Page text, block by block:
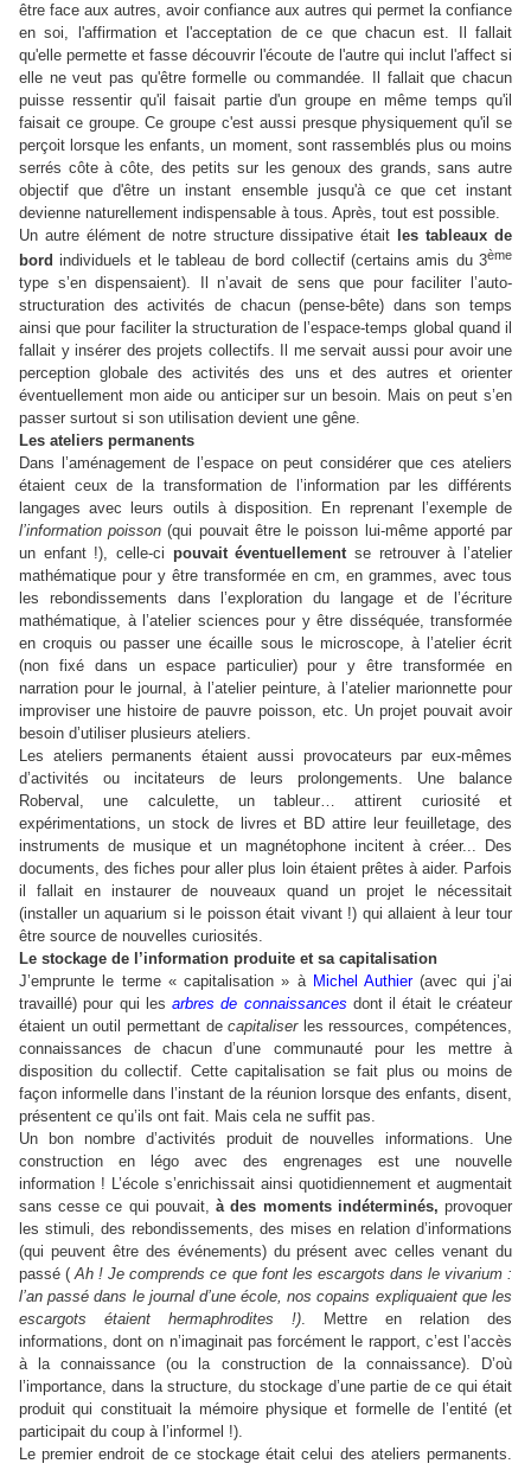
être face aux autres, avoir confiance aux autres qui permet la confiance
en soi, l'affirmation et l'acceptation de ce que chacun est. Il fallait
qu'elle permette et fasse découvrir l'écoute de l'autre qui inclut l'affect si
elle ne veut pas qu'être formelle ou commandée. Il fallait que chacun
puisse ressentir qu'il faisait partie d'un groupe en même temps qu'il
faisait ce groupe. Ce groupe c'est aussi presque physiquement qu'il se
perçoit lorsque les enfants, un moment, sont rassemblés plus ou moins
serrés côte à côte, des petits sur les genoux des grands, sans autre
objectif que d'être un instant ensemble jusqu'à ce que cet instant
devienne naturellement indispensable à tous. Après, tout est possible.
Un autre élément de notre structure dissipative était les tableaux de
bord individuels et le tableau de bord collectif (certains amis du 3ème
type s’en dispensaient). Il n’avait de sens que pour faciliter l’auto-
structuration des activités de chacun (pense-bête) dans son temps
ainsi que pour faciliter la structuration de l’espace-temps global quand il
fallait y insérer des projets collectifs. Il me servait aussi pour avoir une
perception globale des activités des uns et des autres et orienter
éventuellement mon aide ou anticiper sur un besoin. Mais on peut s’en
passer surtout si son utilisation devient une gêne.
Les ateliers permanents
Dans l’aménagement de l’espace on peut considérer que ces ateliers
étaient ceux de la transformation de l’information par les différents
langages avec leurs outils à disposition. En reprenant l’exemple de
l’information poisson (qui pouvait être le poisson lui-même apporté par
un enfant !), celle-ci pouvait éventuellement se retrouver à l’atelier
mathématique pour y être transformée en cm, en grammes, avec tous
les rebondissements dans l’exploration du langage et de l’écriture
mathématique, à l’atelier sciences pour y être disséquée, transformée
en croquis ou passer une écaille sous le microscope, à l’atelier écrit
(non fixé dans un espace particulier) pour y être transformée en
narration pour le journal, à l’atelier peinture, à l’atelier marionnette pour
improviser une histoire de pauvre poisson, etc. Un projet pouvait avoir
besoin d’utiliser plusieurs ateliers.
Les ateliers permanents étaient aussi provocateurs par eux-mêmes
d’activités ou incitateurs de leurs prolongements. Une balance
Roberval, une calculette, un tableur… attirent curiosité et
expérimentations, un stock de livres et BD attire leur feuilletage, des
instruments de musique et un magnétophone incitent à créer... Des
documents, des fiches pour aller plus loin étaient prêtes à aider. Parfois
il fallait en instaurer de nouveaux quand un projet le nécessitait
(installer un aquarium si le poisson était vivant !) qui allaient à leur tour
être source de nouvelles curiosités.
Le stockage de l’information produite et sa capitalisation
J’emprunte le terme « capitalisation » à Michel Authier(avec qui j’ai
travaillé) pour qui lesarbres de connaissances dont il était le créateur
étaient un outil permettant decapitaliserles ressources, compétences,
connaissances de chacun d’une communauté pour les mettre à
disposition du collectif. Cette capitalisation se fait plus ou moins de
façon informelle dans l’instant de la réunion lorsque des enfants, disent,
présentent ce qu’ils ont fait. Mais cela ne suffit pas.
Un bon nombre d’activités produit de nouvelles informations. Une
construction en légo avec des engrenages est une nouvelle
information ! L’école s’enrichissait ainsi quotidiennement et augmentait
sans cesse ce qui pouvait,à des moments indéterminés, provoquer
les stimuli, des rebondissements, des mises en relation d’informations
(qui peuvent être des événements) du présent avec celles venant du
passé (Ah ! Je comprends ce que font les escargots dans le vivarium :
l’an passé dans le journal d’une école, nos copains expliquaient que les
escargots étaient hermaphrodites !) . Mettre en relation des
informations, dont on n’imaginait pas forcément le rapport, c’est l’accès
à la connaissance (ou la construction de la connaissance). D’où
l’importance, dans la structure, du stockage d’une partie de ce qui était
produit qui constituait la mémoire physique et formelle de l’entité (et
participait du coup à l’informel !).
Le premier endroit de ce stockage était celui des ateliers permanents.